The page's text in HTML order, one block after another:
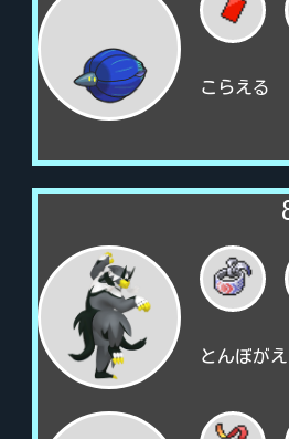
こらえる
とんぼがえ